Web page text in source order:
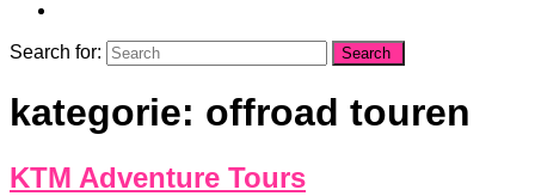
Search for:
kategorie: offroad touren
KTM Adventure Tours